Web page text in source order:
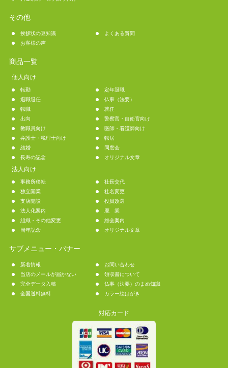
その他
挨拶状の豆知識
よくある質問
お客様の声
商品一覧
個人向け
転勤
定年退職
退職退任
仏事（法要）
転職
就任
出向
警察官・自衛官向け
教職員向け
医師・看護師向け
弁護士・税理士向け
転居
結婚
同窓会
長寿の記念
オリジナル文章
法人向け
事務所移転
社長交代
独立開業
社名変更
支店開設
役員改選
法人化案内
廃 業
組織・その他変更
総会案内
周年記念
オリジナル文章
サブメニュー・バナー
新着情報
お問い合わせ
当店のメールが届かない
領収書について
完全データ入稿
仏事（法要）のまめ知識
全国送料無料
カラー絵はがき
対応カード